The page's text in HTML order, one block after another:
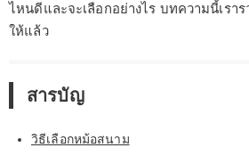
ไหนดีและจะเลือกอย่างไร บทความนี้เรา
ให้แล้ว
สารบัญ
วิธีเลือกหม้อสนาม